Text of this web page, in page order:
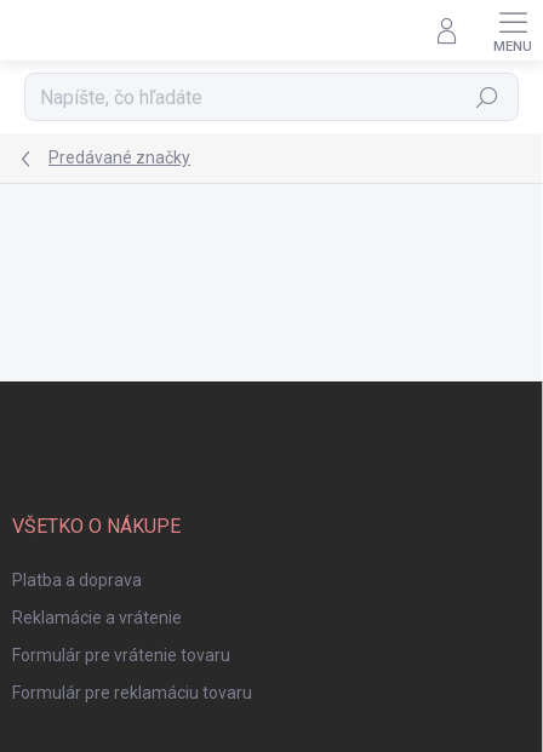
Hľadať
Predávané značky
VŠETKO O NÁKUPE
Platba a doprava
Reklamácie a vrátenie
Formulár pre vrátenie tovaru
Formulár pre reklamáciu tovaru